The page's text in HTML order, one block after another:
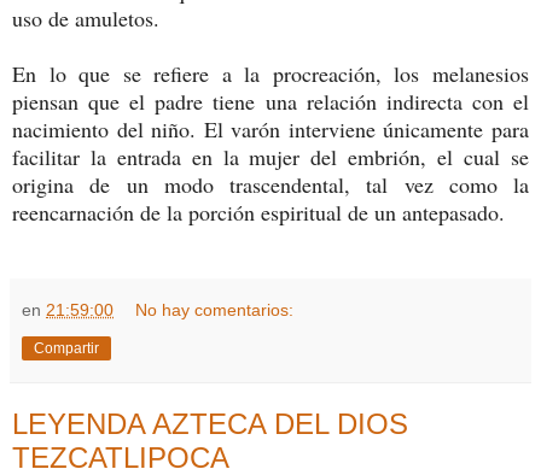
uso de amuletos.
En lo que se refiere a la procreación, los melanesios
piensan que el padre tiene una relación indirecta con el
nacimiento del niño. El varón interviene únicamente para
facilitar la entrada en la mujer del embrión, el cual se
origina de un modo trascendental, tal vez como la
reencarnación de la porción espiritual de un antepasado.
en 21:59:00 No hay comentarios:
Compartir
LEYENDA AZTECA DEL DIOS
TEZCATLIPOCA